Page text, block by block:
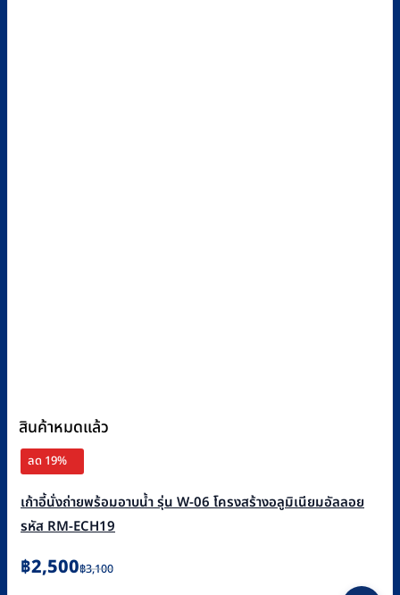
สินค้าหมดแล้ว
ลด 19%
เก้าอี้นั่งถ่ายพร้อมอาบน้ำ รุ่น W-06 โครงสร้างอลูมิเนียมอัลลอย
รหัส RM-ECH19
฿3,100
Original
฿2,500
Current